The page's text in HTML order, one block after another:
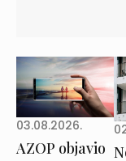
03.08.2026.
AZOP objavio